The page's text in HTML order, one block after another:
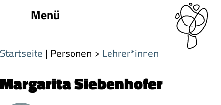
Menü
Startseite | Personen Lehrer*innen
Margarita Siebenhofer